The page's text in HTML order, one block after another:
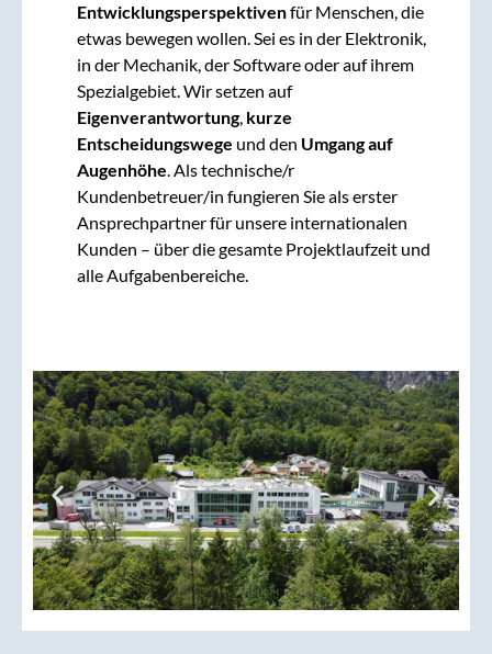
Entwicklungsperspektivenfür Menschen, die
etwas bewegen wollen. Sei es in der Elektronik,
in der Mechanik, der Software oder auf ihrem
Spezialgebiet. Wir setzen auf
Eigenverantwortung, kurze
Entscheidungswege und den Umgang auf
Augenhöhe. Als technische/r
Kundenbetreuer/in fungieren Sie als erster
Ansprechpartner für unsere internationalen
Kunden – über die gesamte Projektlaufzeit und
alle Aufgabenbereiche.